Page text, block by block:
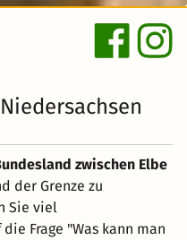
zwischen Elbe
der Grenze zu
Sie viel
Frage "Was kann man